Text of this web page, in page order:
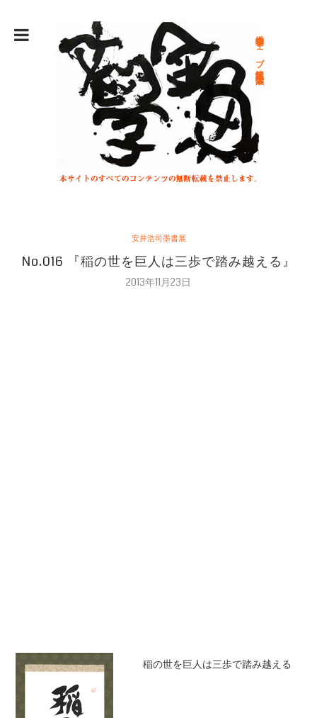
総合文学ウェブ情報誌 文学金魚
安井浩司墨書展
No.016 『稲の世を巨人は三歩で踏み越える』
2013年11月23日
稲の世を巨人は三歩で踏み越える